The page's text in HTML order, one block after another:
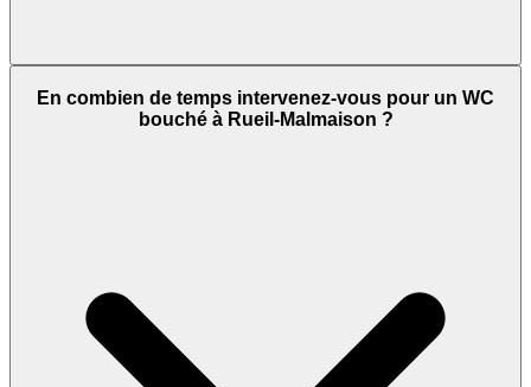
En combien de temps intervenez-vous pour un WC
bouché à Rueil-Malmaison ?